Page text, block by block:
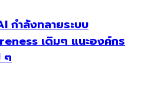
กำลังทลายระบบ
เดิมๆ แนะองค์กร
ๆ